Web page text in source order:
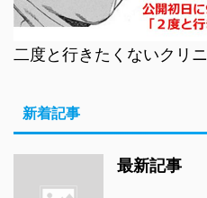
二度と行きたくないクリ
新着記事
最新記事